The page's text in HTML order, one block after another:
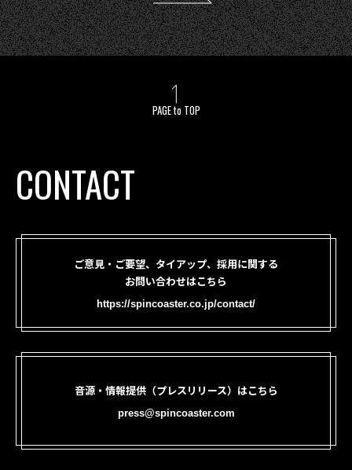
PAGE to TOP
CONTACT
ご意見・ご要望、タイアップ、採用に関する
お問い合わせはこちら
https://spincoaster.co.jp/contact/
音源・情報提供（プレスリリース）はこちら
press@spincoaster.com